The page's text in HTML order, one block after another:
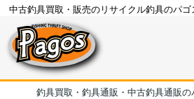
中古釣具買取・販売のリサイクル釣具のパゴ
釣具買取・釣具通販・中古釣具通販